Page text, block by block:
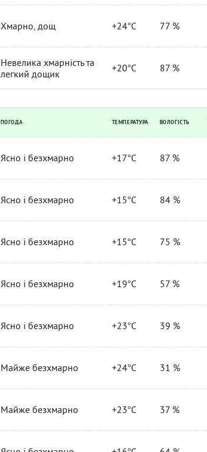
Хмарно, дощ +24°C 77 %
Невелика хмарність та
легкий дощик
+20°C 87 %
ПОГОДА ТЕМПЕРАТУРА ВОЛОГІСТЬ
Ясно і безхмарно +17°C 87 %
Ясно і безхмарно +15°C 84 %
Ясно і безхмарно +15°C 75 %
Ясно і безхмарно +19°C 57 %
Ясно і безхмарно +23°C 39 %
Майже безхмарно +24°C 31 %
Майже безхмарно +23°C 37 %